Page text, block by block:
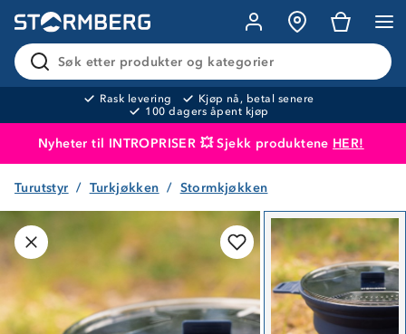
Søk etter produkter og kategorier
Rask levering
Kjøp nå, betal senere
100 dagers åpent kjøp
Nyheter til INTROPRISER 💥 Sjekk produktene HER!
Produktet er lagt i handlekurven
Turutstyr Turkjøkken Stormkjøkken